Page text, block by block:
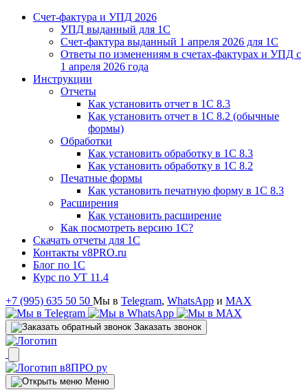
Счет-фактура и УПД 2026
УПД выданный для 1C
Счет-фактура выданный 1 апреля 2026 для 1C
Ответы по изменениям в счетах-фактурах и УПД с
1 апреля 2026 года
Инструкции
Отчеты
Как установить отчет в 1С 8.3
Как установить отчет в 1С 8.2 (обычные
формы)
Обработки
Как установить обработку в 1С 8.3
Как установить обработку в 1С 8.2
Печатные формы
Как установить печатную форму в 1С 8.3
Расширения
Как установить расширение
Как посмотреть версию 1С?
Скачать отчеты для 1С
Контакты v8PRO.ru
Блог по 1С
Курс по УТ 11.4
+7 (995) 635 50 50 Мы в Telegram, WhatsApp и MAX
Заказать звонок
Меню